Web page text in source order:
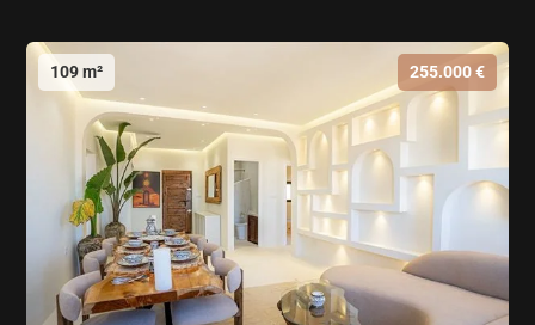
109 m² 255.000 €